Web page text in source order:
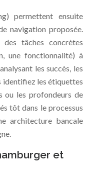
permettent ensuite
navigation proposée.
tâches concrètes
une fonctionnalité) à
les succès, les
identifiez les étiquettes
ou les profondeurs de
tôt dans le processus
architecture bancale
et